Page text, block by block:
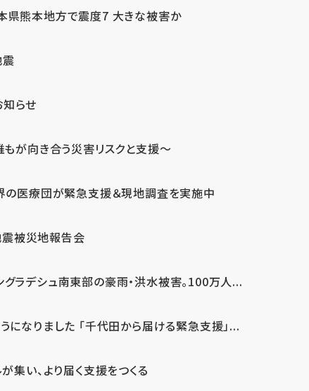
県熊本地方で震度7 大きな被害か
震
らせ
もが向き合う災害リスクと支援～
の医療団が緊急支援＆現地調査を実施中
被災地報告会
ラデシュ南東部の豪雨・洪水被害。100万人...
になりました 「千代田から届ける緊急支援」...
集い、より届く支援をつくる